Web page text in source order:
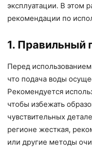
эксплуатации. В этом
рекомендации по
1. Правильный
Перед
что подача воды
Рекомендуется
чтобы избежать
чувствительных
регионе жесткая,
или другие методы